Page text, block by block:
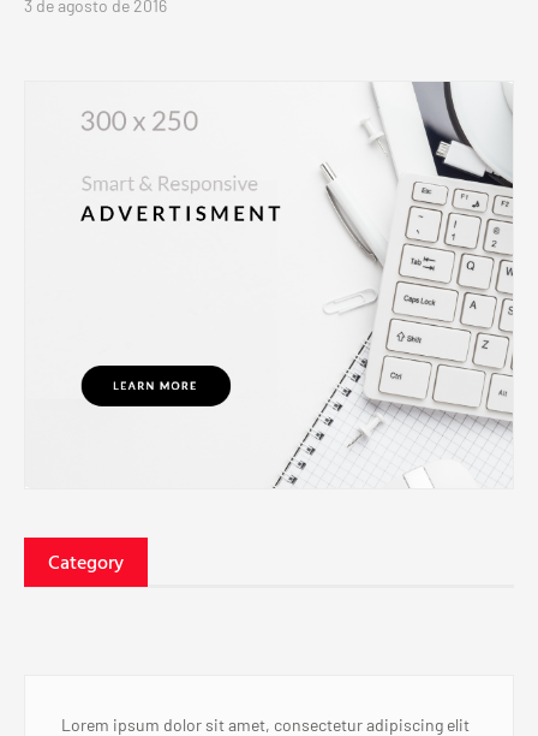
3 de agosto de 2016
Category
Lorem ipsum dolor sit amet, consectetur adipiscing elit